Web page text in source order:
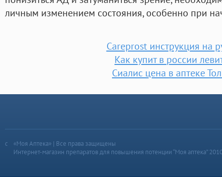
личным изменением состояния, особенно при
Careprost инструкция на
Как купит в россии
Сиалис цена в аптеке
«Моя Аптека» | Все права защищены
Интернет-магазин препаратов для повышения потенции “Моя аптека”